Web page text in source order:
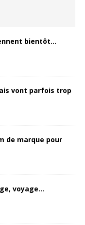
bientôt…
vont parfois trop
de marque pour
voyage…